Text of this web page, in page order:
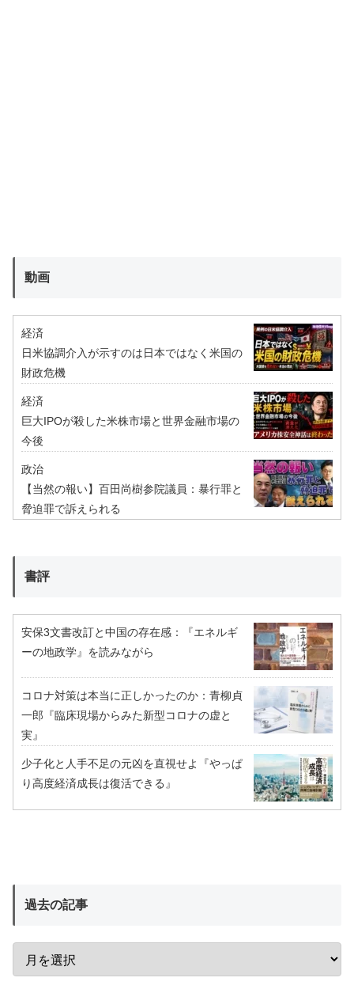
動画
経済
日米協調介入が示すのは日本ではなく米国の
財政危機
経済
巨大IPOが殺した米株市場と世界金融市場の
今後
政治
【当然の報い】百田尚樹参院議員：暴行罪と
脅迫罪で訴えられる
書評
安保3文書改訂と中国の存在感：『エネルギ
ーの地政学』を読みながら
コロナ対策は本当に正しかったのか：青柳貞
一郎『臨床現場からみた新型コロナの虚と
実』
少子化と人手不足の元凶を直視せよ『やっぱ
り高度経済成長は復活できる』
過去の記事